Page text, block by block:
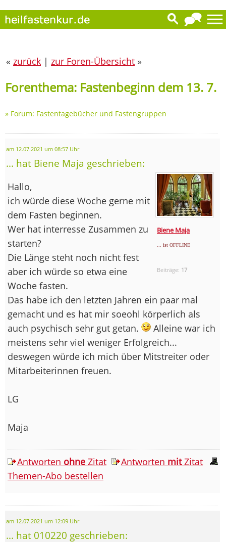
« zurück | zur Foren-Übersicht »
Forenthema: Fastenbeginn dem 13. 7.
» Forum: Fastentagebücher und Fastengruppen
am 12.07.2021 um 08:57 Uhr
... hat Biene Maja geschrieben:
Biene Maja
... ist OFFLINE
Beiträge: 17
Hallo,
ich würde diese Woche gerne mit
dem Fasten beginnen.
Wer hat interresse Zusammen zu
starten?
Die Länge steht noch nicht fest
aber ich würde so etwa eine
Woche fasten.
Das habe ich den letzten Jahren ein paar mal
gemacht und es hat mir soeohl körperlich als
auch psychisch sehr gut getan.
Alleine war ich
meistens sehr viel weniger Erfolgreich...
deswegen würde ich mich über Mitstreiter oder
Mitarbeiterinnen freuen.
LG
Maja
Antworten ohne Zitat Antworten mitZitat
Themen-Abo bestellen
am 12.07.2021 um 12:09 Uhr
... hat 010220 geschrieben: